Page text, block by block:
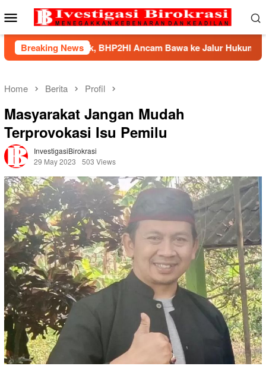
to
Mobile
Menu
Breaking News
BHP2HI Ancam Bawa ke Jalur Hukum
Home Berita Profil
Masyarakat Jangan Mudah
Terprovokasi Isu Pemilu
InvestigasiBirokrasi
29 May 2023
503 Views